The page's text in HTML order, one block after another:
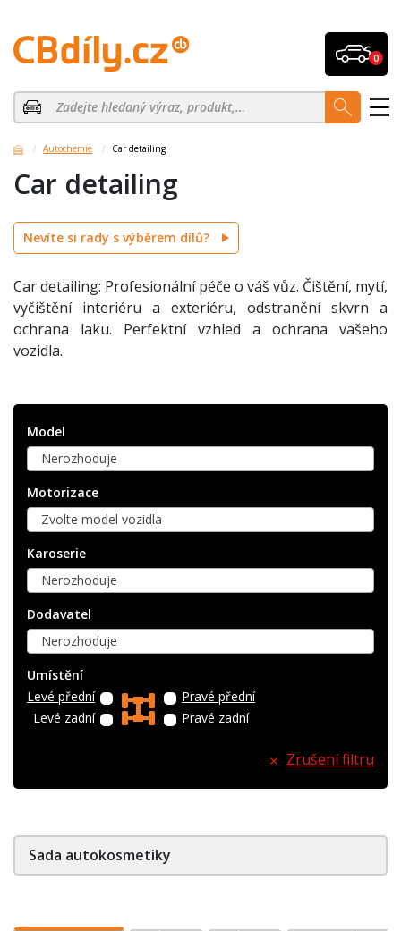
0
Autochemie Car detailing
Car detailing
Nevíte si rady s výběrem dílů?
Car detailing: Profesionální péče o váš vůz. Čištění, mytí,
vyčištění interiéru a exteriéru, odstranění skvrn a
ochrana laku. Perfektní vzhled a ochrana vašeho
vozidla.
Model
Nerozhoduje
Motorizace
Zvolte model vozidla
Karoserie
Nerozhoduje
Dodavatel
Nerozhoduje
Umístění
Levé přední
Levé zadní
Pravé přední
Pravé zadní
Zrušení filtru
Sada autokosmetiky